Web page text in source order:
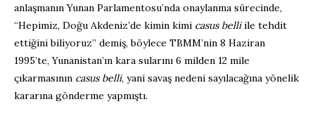
anlaşmanın Yunan Parlamentosu’nda onaylanma sürecinde,
“Hepimiz, Doğu Akdeniz’de kimin kimi casus belliile tehdit
ettiğini biliyoruz” demiş, böylece TBMM’nin 8 Haziran
1995’te, Yunanistan’ın kara sularını 6 milden 12 mile
çıkarmasının casus belli, yani savaş nedeni sayılacağına yönelik
kararına gönderme yapmıştı.